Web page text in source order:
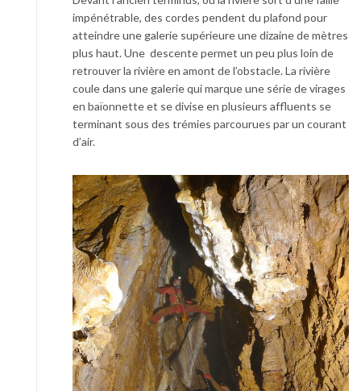
impénétrable, des cordes pendent du plafond pour
atteindre une galerie supérieure une dizaine de mètres
plus haut. Une descente permet un peu plus loin de
retrouver la rivière en amont de l’obstacle. La rivière
coule dans une galerie qui marque une série de virages
en baïonnette et se divise en plusieurs affluents se
terminant sous des trémies parcourues par un courant
d’air.